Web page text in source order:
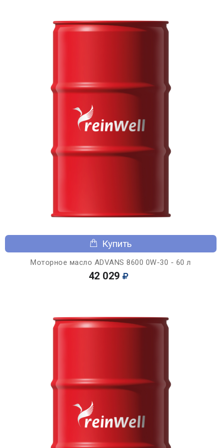
Купить
Моторное масло ADVANS 8600 0W-30 - 60 л
42 029